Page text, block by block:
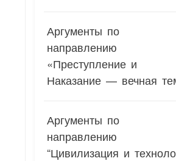
Аргументы по
направлению
«Преступление и
Наказание — вечная
Аргументы по
направлению
“Цивилизация и